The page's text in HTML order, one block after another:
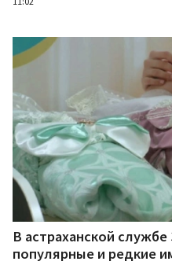
В астраханской службе
популярные и редкие